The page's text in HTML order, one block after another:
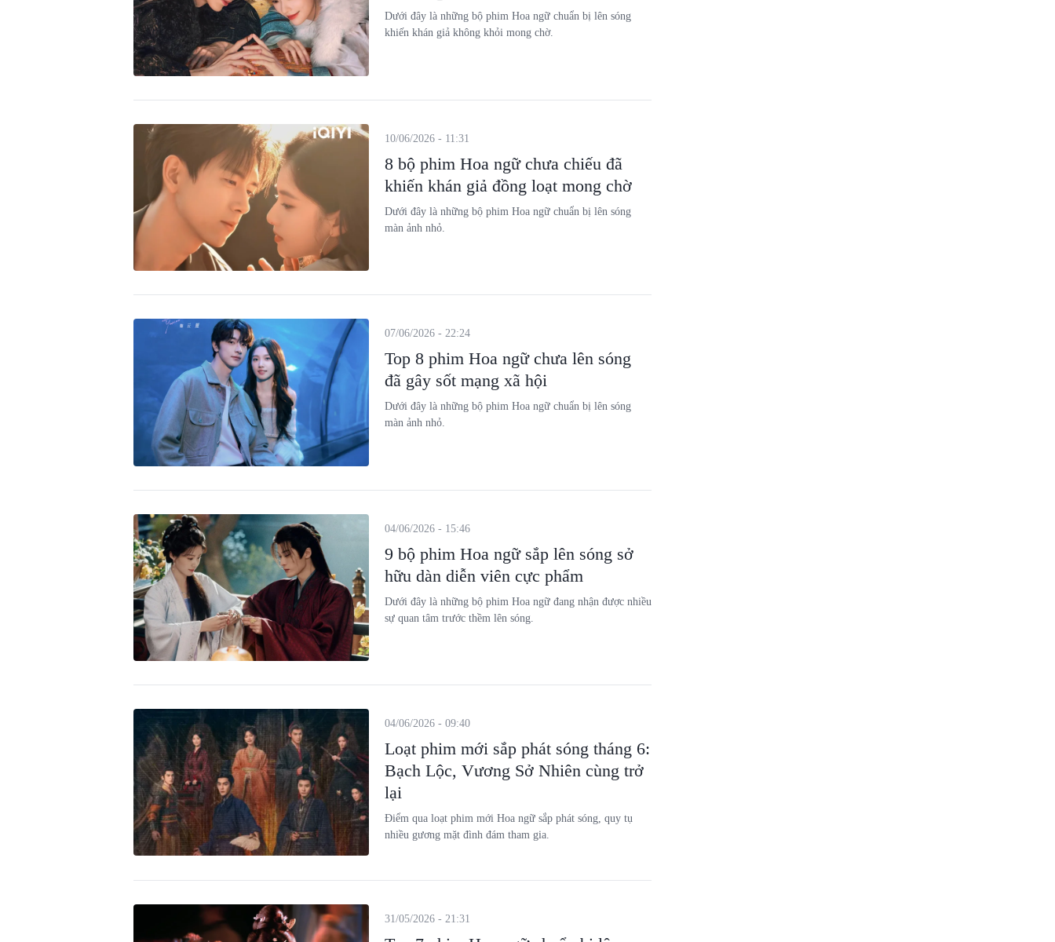
Dưới đây là những bộ phim Hoa ngữ chuẩn bị lên sóng
khiến khán giả không khỏi mong chờ.
8 bộ phim Hoa ngữ chưa chiếu đã
khiến khán giả đồng loạt mong chờ
10/06/2026 - 11:31
Dưới đây là những bộ phim Hoa ngữ chuẩn bị lên sóng
màn ảnh nhỏ.
Top 8 phim Hoa ngữ chưa lên sóng
đã gây sốt mạng xã hội
07/06/2026 - 22:24
Dưới đây là những bộ phim Hoa ngữ chuẩn bị lên sóng
màn ảnh nhỏ.
9 bộ phim Hoa ngữ sắp lên sóng sở
hữu dàn diễn viên cực phẩm
04/06/2026 - 15:46
Dưới đây là những bộ phim Hoa ngữ đang nhận được nhiều
sự quan tâm trước thềm lên sóng.
Loạt phim mới sắp phát sóng tháng 6:
Bạch Lộc, Vương Sở Nhiên cùng trở
lại
04/06/2026 - 09:40
Điểm qua loạt phim mới Hoa ngữ sắp phát sóng, quy tụ
nhiều gương mặt đình đám tham gia.
31/05/2026 - 21:31